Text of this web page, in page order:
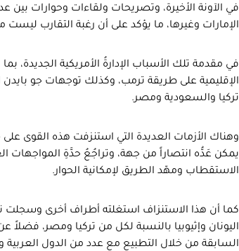
في الآونة الأخيرة، وتصريحات ولقاءات وحوارات بين
الإمارات وغيرها، ما يؤكد على أن رغبة التقارب
في مقدمة تلك الأسباب الإدارةُ الأمريكية الجديدة،
الإقليمية على طريقة ترمب، وكذلك توجهات جو بايدن
تركيا والسعودية ومصر.
وهناك الأزمات العديدة التي استنزفت هذه القوى
يمكن عَدُّه انتصاراً من جهة، وتراجُعُ حدَّةِ
الاستقطاب ومهّد الطريق لإمكانية الحوار.
كما أن هذا الاستنزاف استغلته أطراف أخرى
اليونان وإثيوبيا بالنسبة لكل من تركيا ومصر، فضلاً
السابقة من خلال التطبيع مع عدد من الدول